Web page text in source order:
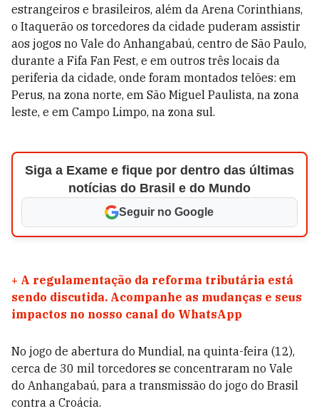
estrangeiros e brasileiros, além da Arena Corinthians,
o Itaquerão os torcedores da cidade puderam assistir
aos jogos no Vale do Anhangabaú, centro de São Paulo,
durante a Fifa Fan Fest, e em outros três locais da
periferia da cidade, onde foram montados telões: em
Perus, na zona norte, em São Miguel Paulista, na zona
leste, e em Campo Limpo, na zona sul.
Siga a Exame e fique por dentro das últimas
notícias do Brasil e do Mundo
Seguir no Google
+ A regulamentação da reforma tributária está
sendo discutida. Acompanhe as mudanças e seus
impactos no nosso canal do WhatsApp
No jogo de abertura do Mundial, na quinta-feira (12),
cerca de 30 mil torcedores se concentraram no Vale
do Anhangabaú, para a transmissão do jogo do Brasil
contra a Croácia.